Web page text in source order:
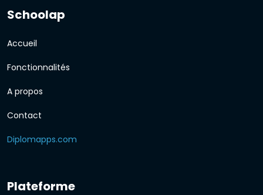
Schoolap
Accueil
Fonctionnalités
A propos
Contact
Diplomapps.com
Plateforme